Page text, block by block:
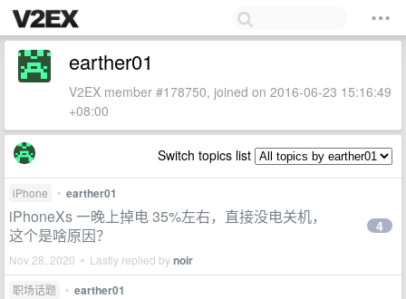
earther01
V2EX member #178750, joined on 2016-06-23 15:16:49
+08:00
Switch topics list
iPhone • earther01
iPhoneXs 一晚上掉电 35%左右，直接没电关机，
这个是啥原因？
Nov 28, 2020 • Lastly replied bynoir
4
职场话题 • earther01